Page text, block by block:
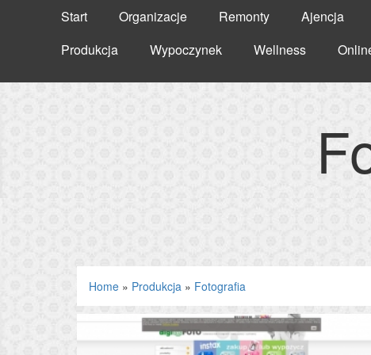
Start Organizacje Remonty Ajencja
Produkcja
Wypoczynek Wellness
Home » Produkcja » Fotografia